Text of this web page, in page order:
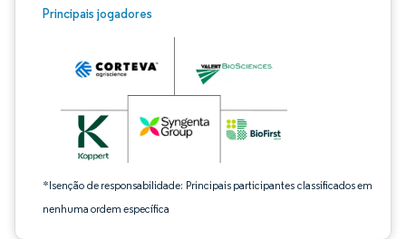
Principais jogadores
*Isenção de responsabilidade: Principais participantes classificados em
nenhuma ordem específica
Imagem © Mordor Intelligence. O reuso requer atribuição conforme CC BY 4.0.